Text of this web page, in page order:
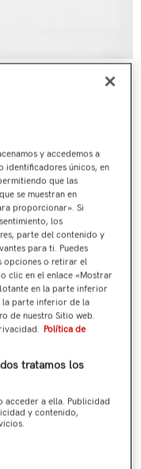
y accedemos a
identificadores únicos, en
que las
se muestran en
proporcionar». Si
los
parte del contenido y
para ti. Puedes
opciones o retirar el
clic en el enlace «Mostrar
en la parte inferior
la parte inferior de la
de nuestro Sitio web.
Política de
tratamos los
acceder a ella. Publicidad
y contenido,